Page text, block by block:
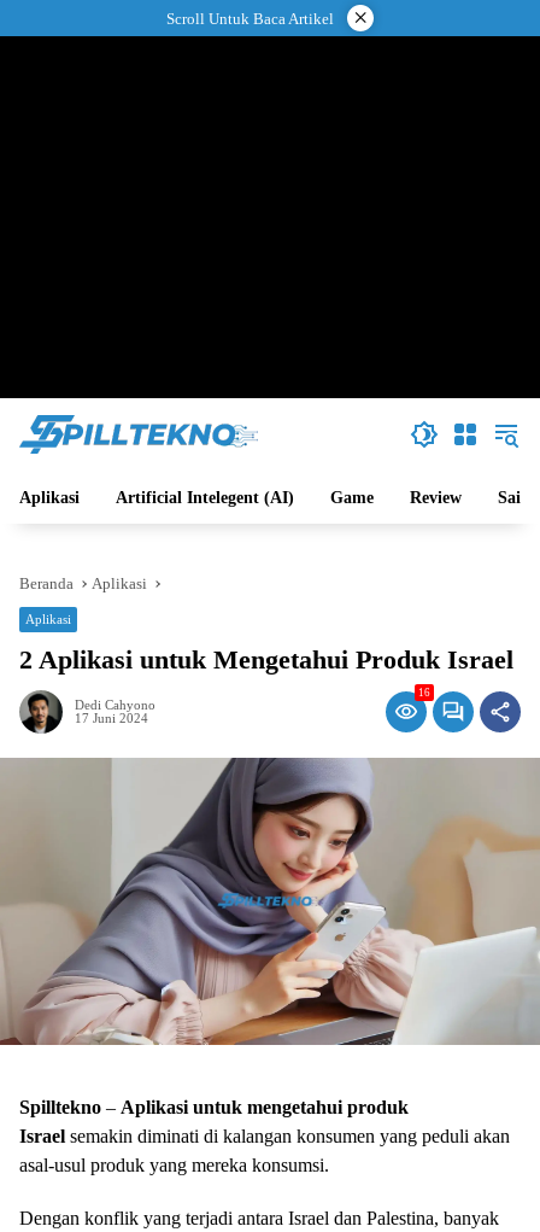
ke
Scroll Untuk Baca Artikel ×
Aplikasi Artificial Intelegent (AI) Game Review Sains
Beranda Aplikasi
Aplikasi
2 Aplikasi untuk Mengetahui Produk Israel
Dedi Cahyono
17 Juni 2024
16
Spilltekno – Aplikasi untuk mengetahui produk
Israel semakin diminati di kalangan konsumen yang peduli akan
asal-usul produk yang mereka konsumsi.
Dengan konflik yang terjadi antara Israel dan Palestina, banyak